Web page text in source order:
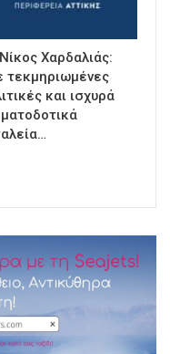
Χαρδαλιάς:
τεκμηριωμένες
και ισχυρά